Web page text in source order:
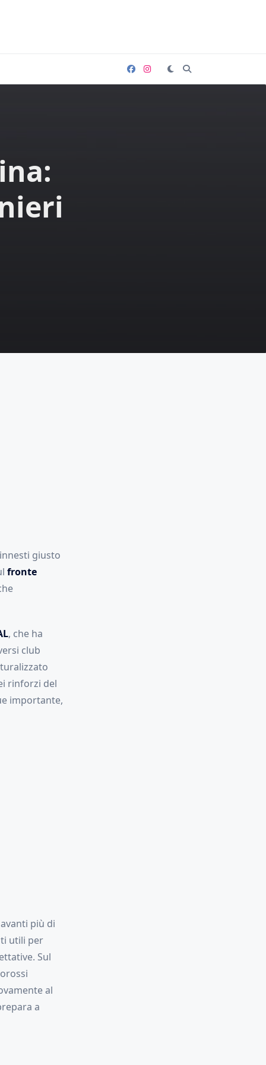
giusto
fronte
, che ha
club
rinforzi del
importante,
più di
utili per
Sul
al
a